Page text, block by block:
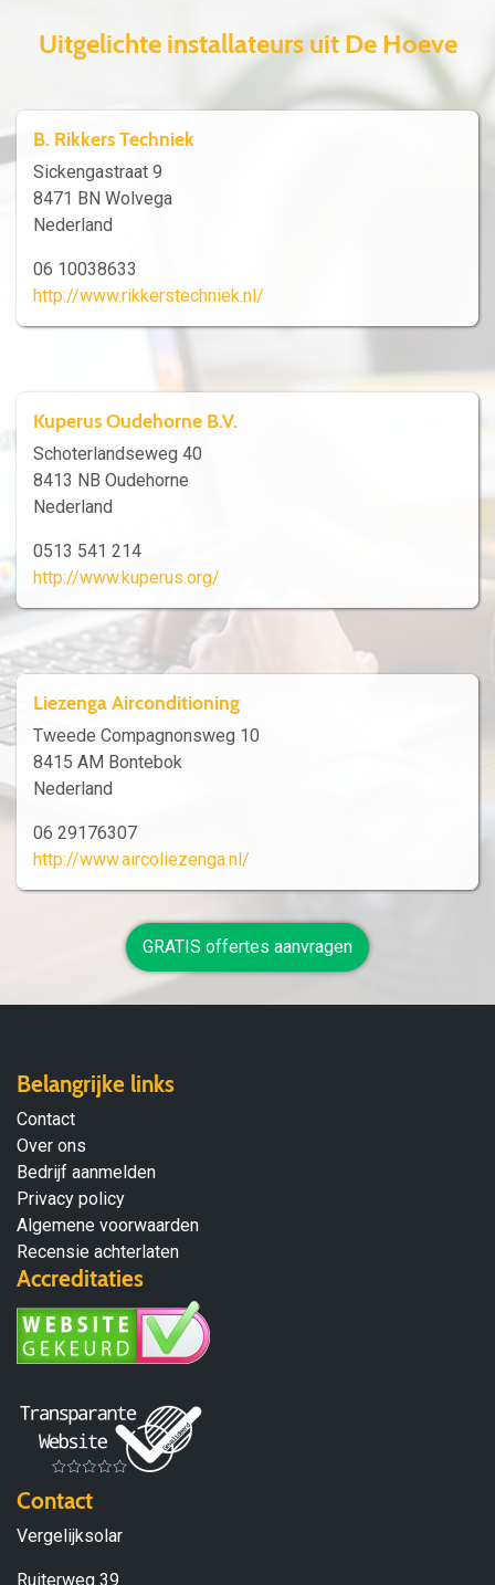
Uitgelichte installateurs uit De Hoeve
B. Rikkers Techniek
Sickengastraat 9
8471 BN Wolvega
Nederland
06 10038633
http://www.rikkerstechniek.nl/
Kuperus Oudehorne B.V.
Schoterlandseweg 40
8413 NB Oudehorne
Nederland
0513 541 214
http://www.kuperus.org/
Liezenga Airconditioning
Tweede Compagnonsweg 10
8415 AM Bontebok
Nederland
06 29176307
http://www.aircoliezenga.nl/
GRATIS offertes aanvragen
Belangrijke links
Contact
Over ons
Bedrijf aanmelden
Privacy policy
Algemene voorwaarden
Recensie achterlaten
Accreditaties
Contact
Vergelijksolar
Ruiterweg 39